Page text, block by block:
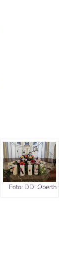
Foto: DDI Oberth